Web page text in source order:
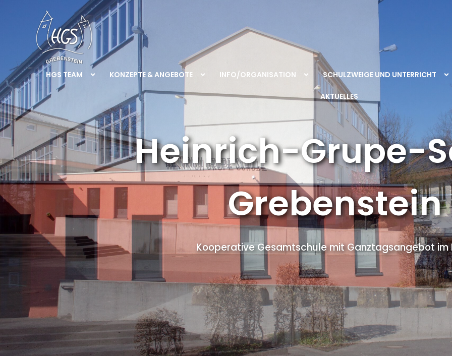
HGS TEAM KONZEPTE & ANGEBOTE INFO/ORGANISATION SCHULZWEIGE UND UNTERRICHT
AKTUELLES
Heinrich-Grupe-
Grebenstein
Kooperative Gesamtschule mit Ganztagsangebot im